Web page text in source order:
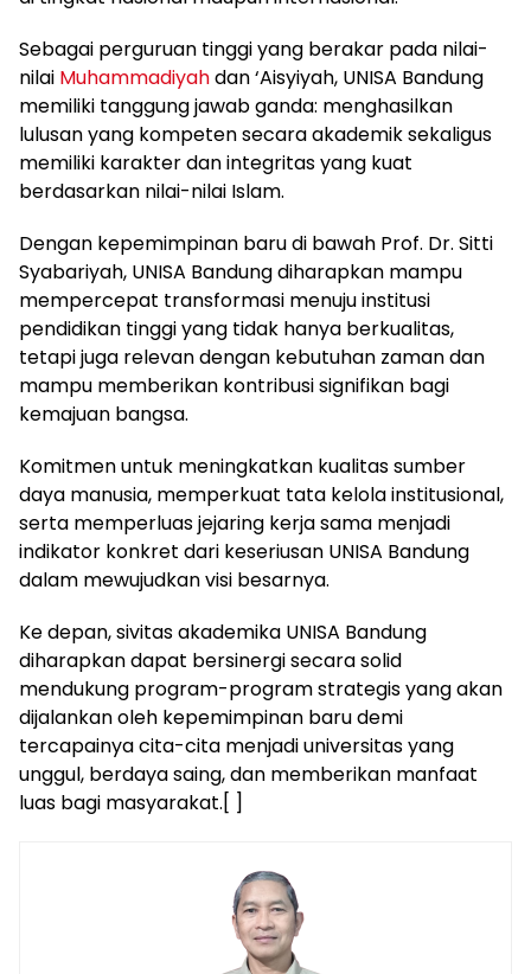
Sebagai perguruan tinggi yang berakar pada nilai-
nilai Muhammadiyahdan ‘Aisyiyah, UNISA Bandung
memiliki tanggung jawab ganda: menghasilkan
lulusan yang kompeten secara akademik sekaligus
memiliki karakter dan integritas yang kuat
berdasarkan nilai-nilai Islam.
Dengan kepemimpinan baru di bawah Prof. Dr. Sitti
Syabariyah, UNISA Bandung diharapkan mampu
mempercepat transformasi menuju institusi
pendidikan tinggi yang tidak hanya berkualitas,
tetapi juga relevan dengan kebutuhan zaman dan
mampu memberikan kontribusi signifikan bagi
kemajuan bangsa.
Komitmen untuk meningkatkan kualitas sumber
daya manusia, memperkuat tata kelola institusional,
serta memperluas jejaring kerja sama menjadi
indikator konkret dari keseriusan UNISA Bandung
dalam mewujudkan visi besarnya.
Ke depan, sivitas akademika UNISA Bandung
diharapkan dapat bersinergi secara solid
mendukung program-program strategis yang akan
dijalankan oleh kepemimpinan baru demi
tercapainya cita-cita menjadi universitas yang
unggul, berdaya saing, dan memberikan manfaat
luas bagi masyarakat.[ ]